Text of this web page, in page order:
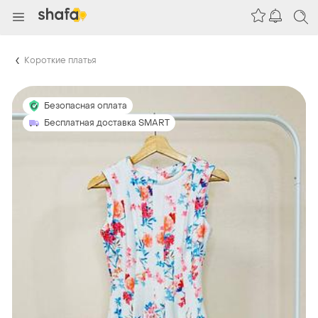
Короткие платья
Безопасная оплата
Бесплатная доставка SMART